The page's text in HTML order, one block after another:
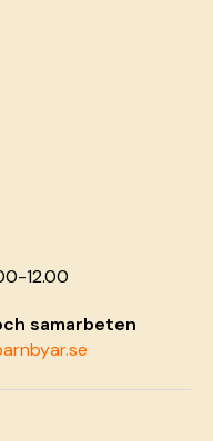
12.00
samarbeten